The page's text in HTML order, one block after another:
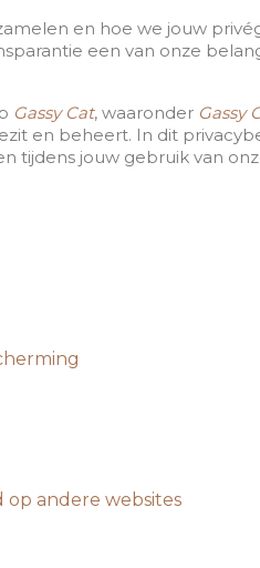
en hoe we jouw
een van onze
Gassy Cat, waaronder Gassy
en beheert. In dit
tijdens jouw gebruik van
andere websites